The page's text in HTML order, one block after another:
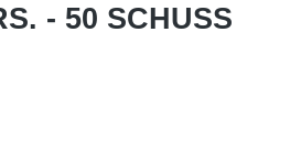
- 50 SCHUSS